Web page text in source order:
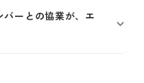
ーとの協業が、エ